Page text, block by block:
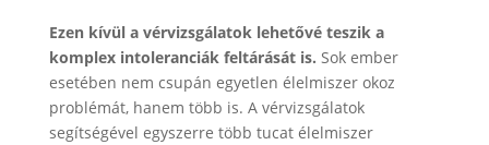
Ezen kívül a vérvizsgálatok lehetővé teszik a
komplex intoleranciák feltárását is. Sok ember
esetében nem csupán egyetlen élelmiszer okoz
problémát, hanem több is. A vérvizsgálatok
segítségével egyszerre több tucat élelmiszer